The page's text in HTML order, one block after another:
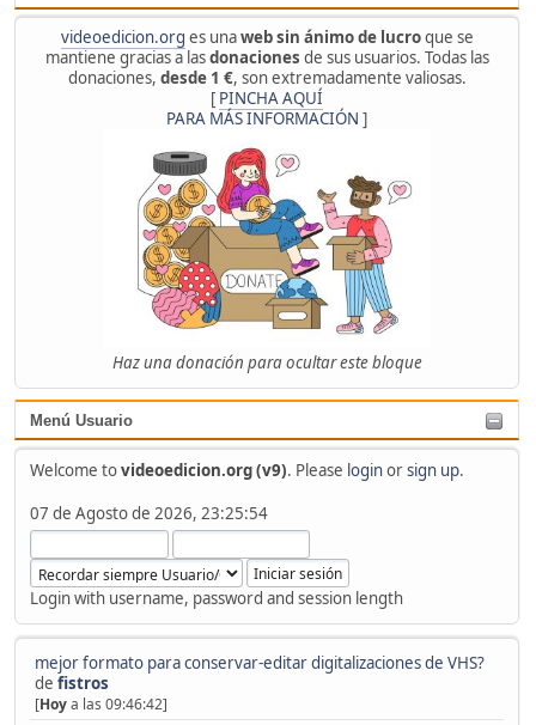
videoedicion.org es unaweb sin ánimo de lucroque se
mantiene gracias a lasdonaciones de sus usuarios. Todas las
donaciones, desde 1 €, son extremadamente valiosas.
[ PINCHA AQUÍ
PARA MÁS INFORMACIÓN ]
Haz una donación para ocultar este bloque
Menú Usuario
Welcome tovideoedicion.org (v9). Please loginorsign up.
07 de Agosto de 2026, 23:25:54
Login with username, password and session length
mejor formato para conservar-editar digitalizaciones de VHS?
de fistros
[Hoya las 09:46:42]